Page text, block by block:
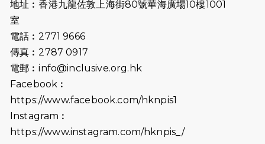
2026-07-02
2026-06-25
（19:00開始）
2026-06-18
猛龍長跑隊恆常練習 - 6月18日
2026-06-11
猛龍長跑隊恆常練習 - 6月11日（19:00
地址︰香港九龍佐敦上海街80號華海廣場10樓1001
室
電話︰2771 9666
傳真︰2787 0917
電郵︰info@inclusive.org.hk
Facebook︰
https://www.facebook.com/hknpis1
Instagram︰
https://www.instagram.com/hknpis_/